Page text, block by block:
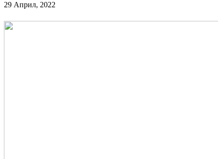
29 Април, 2022